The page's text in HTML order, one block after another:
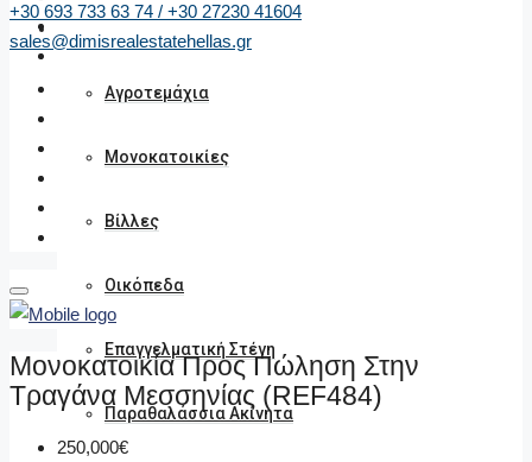
Αγροτεμάχια
Μονοκατοικίες
Βίλλες
Οικόπεδα
Επαγγελματική Στέγη
Παραθαλάσσια Ακίνητα
+30 693 733 63 74 / +30 27230 41604
sales@dimisrealestatehellas.gr
Μονοκατοικία Προς Πώληση Στην
Τραγάνα Μεσσηνίας (REF484)
250,000€